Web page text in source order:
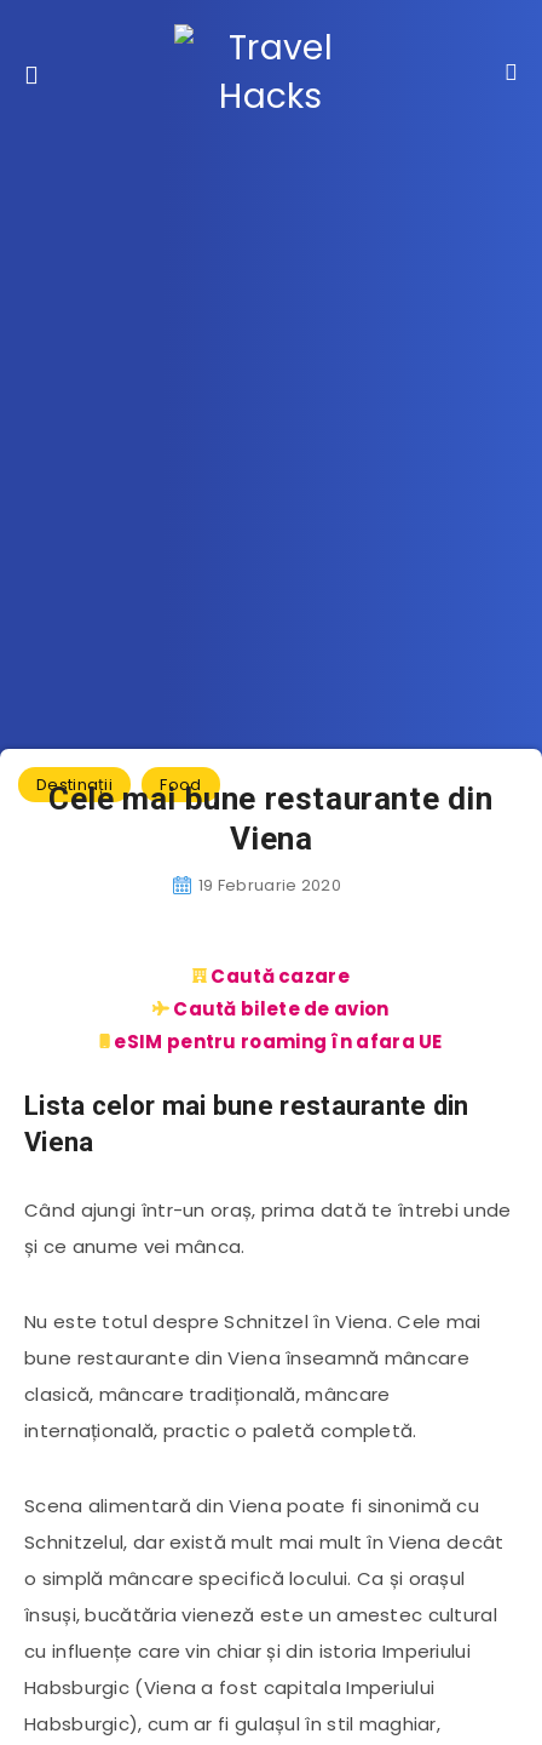
Destinații Food
Cele mai bune restaurante din
Viena
19 Februarie 2020
Caută cazare
Caută bilete de avion
eSIM pentru roaming în afara UE
Lista celor mai bune restaurante din
Viena
Când ajungi într-un oraș, prima dată te întrebi unde
și ce anume vei mânca.
Nu este totul despre Schnitzel în Viena. Cele mai
bune restaurante din Viena înseamnă mâncare
clasică, mâncare tradițională, mâncare
internațională, practic o paletă completă.
Scena alimentară din Viena poate fi sinonimă cu
Schnitzelul, dar există mult mai mult în Viena decât
o simplă mâncare specifică locului. Ca și orașul
însuși, bucătăria vieneză este un amestec cultural
cu influențe care vin chiar și din istoria Imperiului
Habsburgic (Viena a fost capitala Imperiului
Habsburgic), cum ar fi gulașul în stil maghiar,